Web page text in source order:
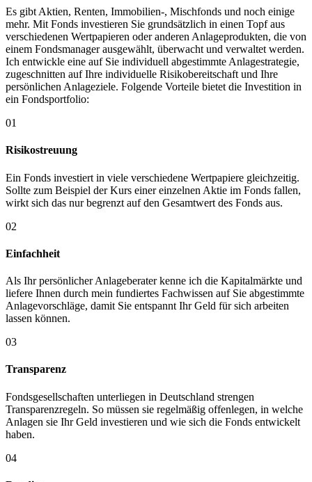
Es gibt Aktien, Renten, Immobilien-, Mischfonds und noch einige
mehr. Mit Fonds investieren Sie grundsätzlich in einen Topf aus
verschiedenen Wertpapieren oder anderen Anlageprodukten, die von
einem Fondsmanager ausgewählt, überwacht und verwaltet werden.
Ich entwickle eine auf Sie individuell abgestimmte Anlagestrategie,
zugeschnitten auf Ihre individuelle Risikobereitschaft und Ihre
persönlichen Anlageziele. Folgende Vorteile bietet die Investition in
ein Fondsportfolio:
01
Risikostreuung
Ein Fonds investiert in viele verschiedene Wertpapiere gleichzeitig.
Sollte zum Beispiel der Kurs einer einzelnen Aktie im Fonds fallen,
wirkt sich das nur begrenzt auf den Gesamtwert des Fonds aus.
02
Einfachheit
Als Ihr persönlicher Anlageberater kenne ich die Kapitalmärkte und
liefere Ihnen durch mein fundiertes Fachwissen auf Sie abgestimmte
Anlagevorschläge, damit Sie entspannt Ihr Geld für sich arbeiten
lassen können.
03
Transparenz
Fondsgesellschaften unterliegen in Deutschland strengen
Transparenzregeln. So müssen sie regelmäßig offenlegen, in welche
Anlagen sie Ihr Geld investieren und wie sich die Fonds entwickelt
haben.
04